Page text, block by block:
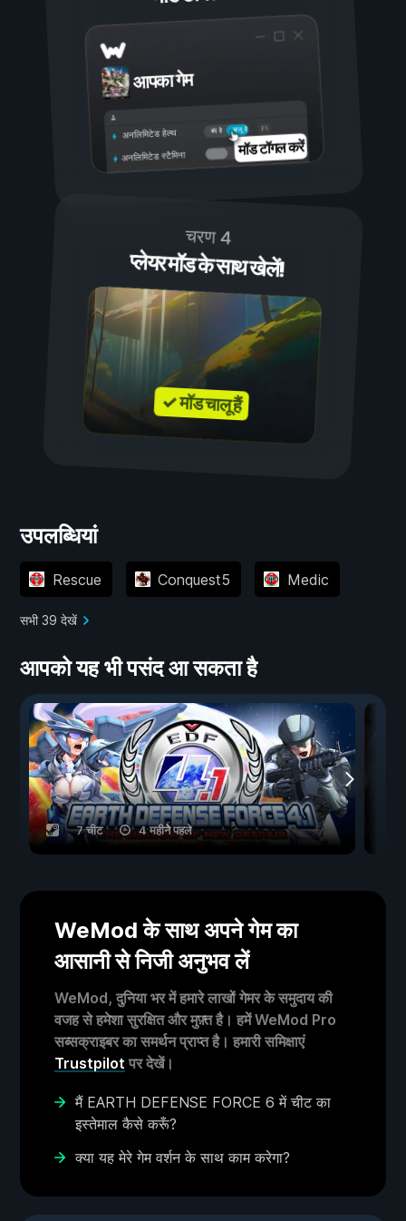
आपका गेम
चालू है
बंद है
अनलिमिटेड हेल्थ
अनलिमिटेड स्टैमिना मॉड टॉगल करें
चरण 4
प्लेयर मॉड के साथ खेलें!
✓ मॉड चालू हैं
उपलब्धियां
Rescue Conquest5 Medic
सभी 39 देखें
आपको यह भी पसंद आ सकता है
7 चीट 4 महीने पहले
WeMod के साथ अपने गेम का
आसानी से निजी अनुभव लें
WeMod, दुनिया भर में हमारे लाखों गेमर के समुदाय की
वजह से हमेशा सुरक्षित और मुफ़्त है। हमें WeMod Pro
सब्सक्राइबर का समर्थन प्राप्त है। हमारी समिक्षाएं
Trustpilot पर देखें।
मैं EARTH DEFENSE FORCE 6 में चीट का
इस्तेमाल कैसे करूँ?
क्या यह मेरे गेम वर्शन के साथ काम करेगा?